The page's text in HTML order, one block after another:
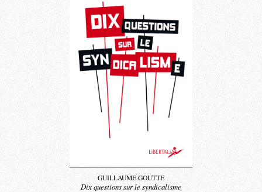
GUILLAUME GOUTTE
Dix questions sur le syndicalisme